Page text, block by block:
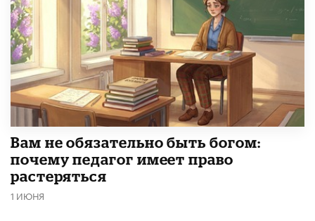
​Вам не обязательно быть богом:
почему педагог имеет право
растеряться
1 ИЮНЯ